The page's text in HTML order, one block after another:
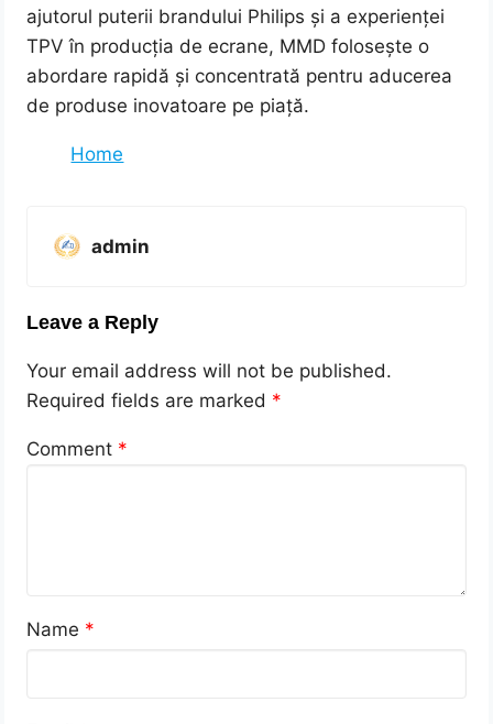
ajutorul puterii brandului Philips și a experienței
TPV în producția de ecrane, MMD folosește o
abordare rapidă și concentrată pentru aducerea
de produse inovatoare pe piață.
Home
admin
Leave a Reply
Your email address will not be published.
Required fields are marked *
Comment *
Name *